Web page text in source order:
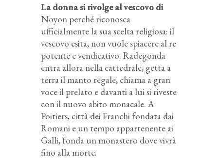
La donna si rivolge al vescovo di
Noyon perché riconosca
ufficialmente la sua scelta religiosa: il
vescovo esita, non vuole spiacere al re
potente e vendicativo. Radegonda
entra allora nella cattedrale, getta a
terra il manto regale, chiama a gran
voce il prelato e davanti a lui si riveste
con il nuovo abito monacale. A
Poitiers, città dei Franchi fondata dai
Romani e un tempo appartenente ai
Galli, fonda un monastero dove vivrà
fino alla morte.